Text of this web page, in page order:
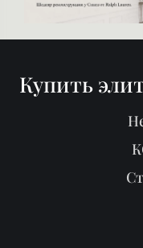
Купить